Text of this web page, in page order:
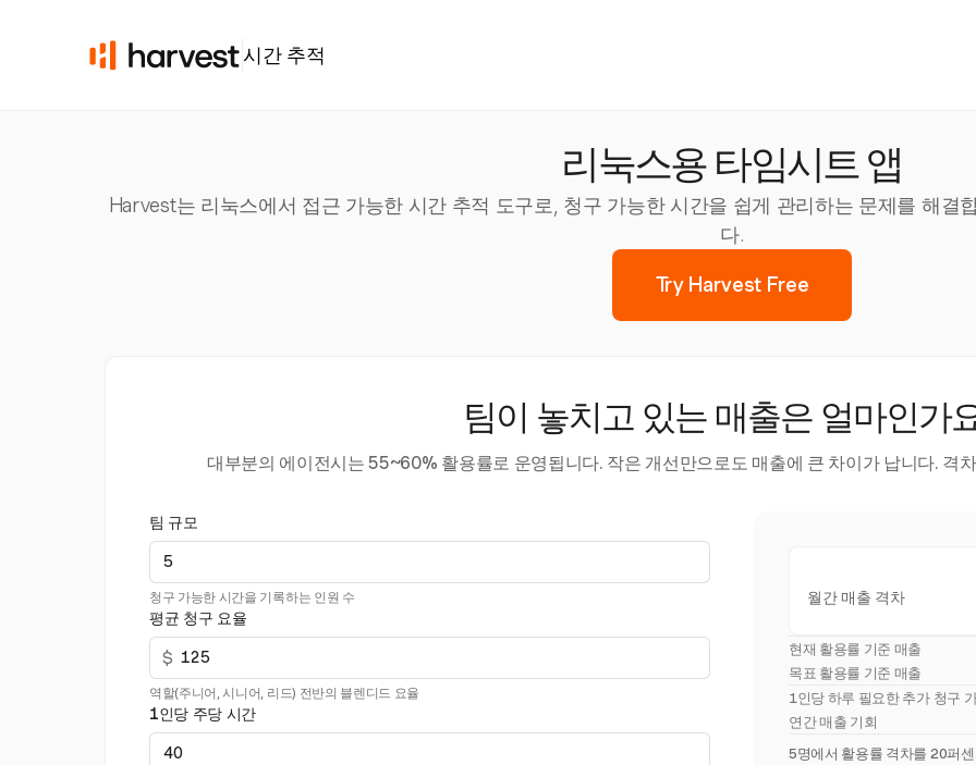
시간 추적
리눅스용 타임시트 앱
Harvest는 리눅스에서 접근 가능한 시간 추적 도구로, 청구 가능한 시간을 쉽게 관리하는 문제를 해결
다.
Try Harvest Free
팀이 놓치고 있는 매출은 얼마인가
대부분의 에이전시는 55~60% 활용률로 운영됩니다. 작은 개선만으로도 매출에 큰 차이가 납니다. 격
팀 규모
청구 가능한 시간을 기록하는 인원 수
평균 청구 요율
$
역할(주니어, 시니어, 리드) 전반의 블렌디드 요율
1인당 주당 시간
월간 매출 격차
현재 활용률 기준 매출
목표 활용률 기준 매출
1인당 하루 필요한 추가 청구
연간 매출 기회
5명에서 활용률 격차를 20퍼